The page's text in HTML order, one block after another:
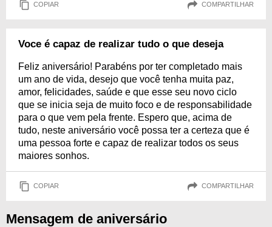
COPIAR COMPARTILHAR
Voce é capaz de realizar tudo o que deseja
Feliz aniversário! Parabéns por ter completado mais
um ano de vida, desejo que você tenha muita paz,
amor, felicidades, saúde e que esse seu novo ciclo
que se inicia seja de muito foco e de responsabilidade
para o que vem pela frente. Espero que, acima de
tudo, neste aniversário você possa ter a certeza que é
uma pessoa forte e capaz de realizar todos os seus
maiores sonhos.
COPIAR COMPARTILHAR
Mensagem de aniversário